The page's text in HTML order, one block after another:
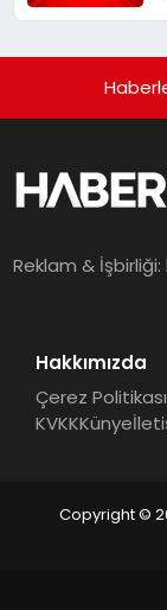
Reklam & İşbirliği:
Hakkımızda
Çerez Politikası
KVKKKünye
Copyright ©